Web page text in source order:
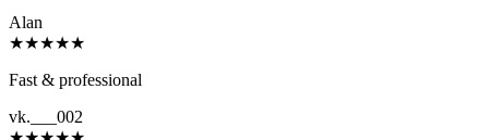
Alan
★★★★★
Fast & professional
vk.___002